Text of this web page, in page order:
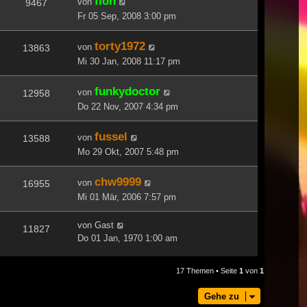
9467
Fr 05 Sep, 2008 3:00 pm
13863 von torty1972
Mi 30 Jan, 2008 11:17 pm
12958 von funkydoctor
Do 22 Nov, 2007 4:34 pm
13588 von fussel
Mo 29 Okt, 2007 5:48 pm
16955 von chw9999
Mi 01 Mär, 2006 7:57 pm
11827 von Gast
Do 01 Jan, 1970 1:00 am
17 Themen • Seite 1 von 1
Gehe zu